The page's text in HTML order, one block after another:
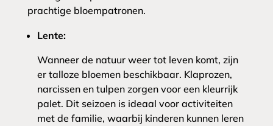
prachtige bloempatronen.
Lente:
Wanneer de natuur weer tot leven komt, zijn
er talloze bloemen beschikbaar. Klaprozen,
narcissen en tulpen zorgen voor een kleurrijk
palet. Dit seizoen is ideaal voor activiteiten
met de familie, waarbij kinderen kunnen leren